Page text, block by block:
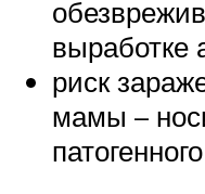
выработке
риск
мамы –